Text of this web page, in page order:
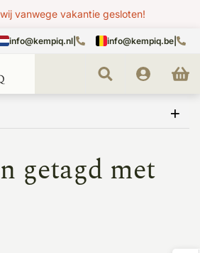
vanwege vakantie gesloten!
info@kempiq.nl info@kempiq.be
getagd met